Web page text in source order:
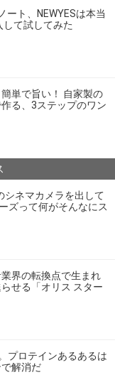
ート、NEWYESは本当
て試してみた
単で旨い！ 自家製の
る、3ステップのワン
シネマカメラを出して
ズって何がそんなにス
界の転換点で生まれ
せる「オリス スター
プロテインあるあるは
解消だ